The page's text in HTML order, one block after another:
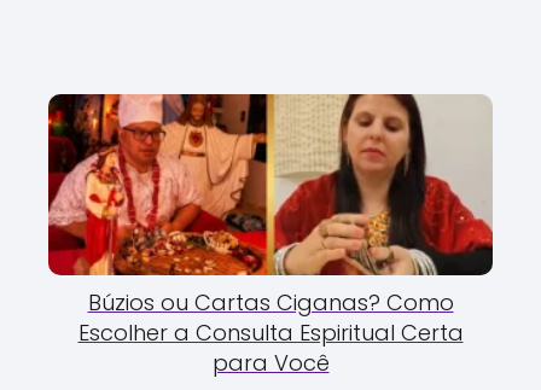
Búzios ou Cartas Ciganas? Como
Escolher a Consulta Espiritual Certa
para Você